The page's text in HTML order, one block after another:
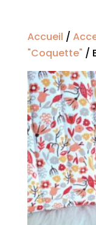
Accueil /
"Coquette" /